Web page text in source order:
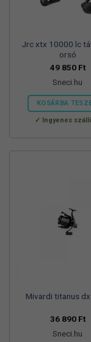
Jrc xtx 10000 lc
orsó
49 850 Ft
Sneci.hu
KOSÁRBA
Ingyenes
Mivardi titanus
36 890 Ft
Sneci.hu